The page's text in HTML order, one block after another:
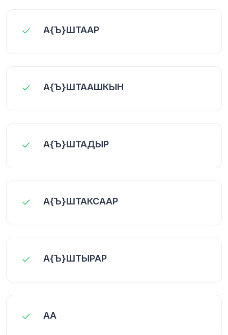
А{Ъ}ШТААР
А{Ъ}ШТААШКЫН
А{Ъ}ШТАДЫР
А{Ъ}ШТАКСААР
А{Ъ}ШТЫРАР
АА